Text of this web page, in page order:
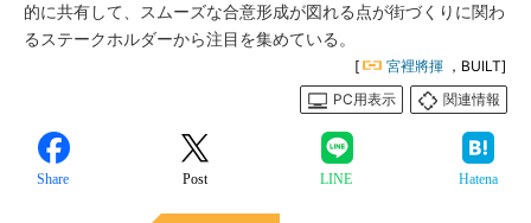
的に共有して、スムーズな合意形成が図れる点が街づくりに関わ
るステークホルダーから注目を集めている。
[ 宮裡將揮 ，BUILT]
PC用表示
関連情報
Share Post LINE Hatena